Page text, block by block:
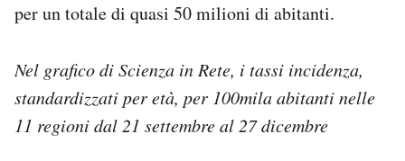
per un totale di quasi 50 milioni di abitanti.
Nel grafico di Scienza in Rete, i tassi incidenza,
standardizzati per età, per 100mila abitanti nelle
11 regioni dal 21 settembre al 27 dicembre